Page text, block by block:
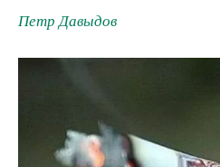
Петр Давыдов